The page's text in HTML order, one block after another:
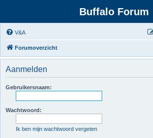
Buffalo Forum
V&A
Forumoverzicht
Aanmelden
Gebruikersnaam:
Wachtwoord:
Ik ben mijn wachtwoord vergeten